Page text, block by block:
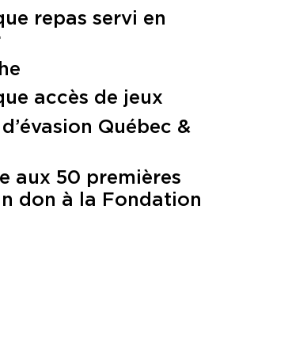
repas servi en
accès de jeux
Québec &
aux 50 premières
don à la Fondation